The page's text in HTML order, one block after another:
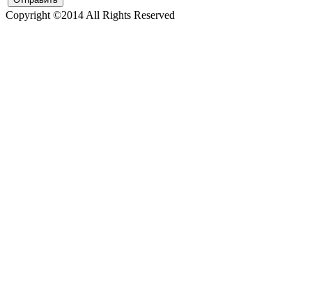
Copyright ©2014 All Rights Reserved